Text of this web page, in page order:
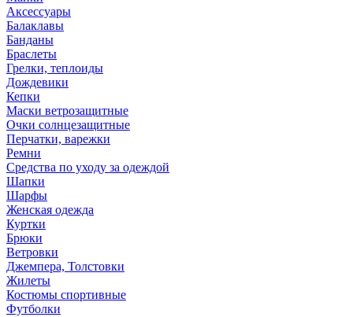
Аксессуары
Балаклавы
Банданы
Браслеты
Грелки, теплоиды
Дождевики
Кепки
Маски ветрозащитные
Очки солнцезащитные
Перчатки, варежки
Ремни
Средства по уходу за одеждой
Шапки
Шарфы
Женская одежда
Куртки
Брюки
Ветровки
Джемпера, Толстовки
Жилеты
Костюмы спортивные
Футболки